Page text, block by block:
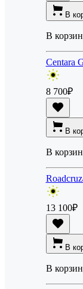
В
В
Centara
8 700₽
В
В
13 100₽
В
В